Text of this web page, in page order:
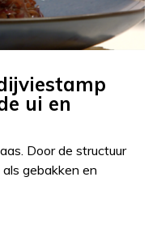
ui en
Door de structuur
gebakken en